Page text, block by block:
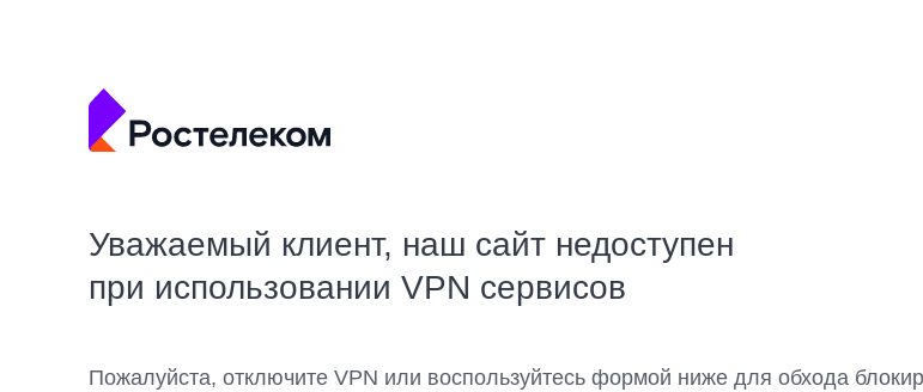
Уважаемый клиент, наш сайт недоступен
при использовании VPN сервисов
Пожалуйста, отключите VPN или воспользуйтесь формой ниже для обхода